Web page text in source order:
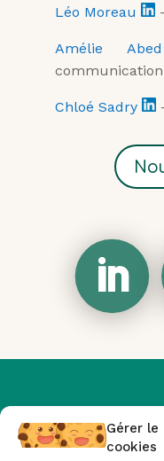
Gérer
cookies
Léo Moreau
Amélie
Chloé Sadry